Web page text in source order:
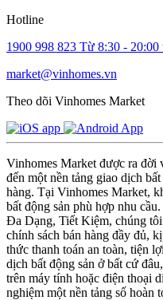
Hotline
1900 998 823 Từ 8:30 - 20:00
market@vinhomes.vn
Theo dõi Vinhomes Market
Vinhomes Market được ra đời
đến một nền tảng giao dịch
hàng. Tại Vinhomes Market,
bất động sản phù hợp nhu
Đa Dạng, Tiết Kiệm, chúng
chính sách bán hàng đầy đủ,
thức thanh toán an toàn, tiện
dịch bất động sản ở bất cứ
trên máy tính hoặc điện thoại
nghiệm một nền tảng số hoàn